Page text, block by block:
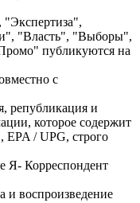
"Власть", "Выборы",
публикуются на
с
републикация и
которое содержит
/ UPG, строго
Я- Корреспондент
и воспроизведение